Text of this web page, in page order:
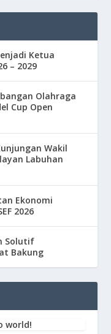
Ketua
– 2029
Olahraga
Cup Open
Wakil
Labuhan
Ekonomi
2026
Solutif
Bakung
world!